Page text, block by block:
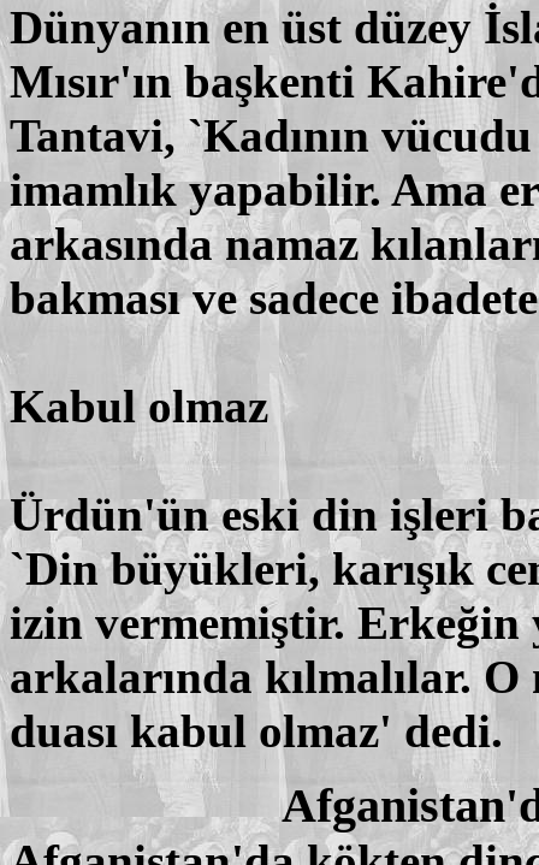
Dünyanın en üst düzey
Mısır'ın başkenti
Tantavi, `Kadının
imamlık yapabilir. Ama
arkasında namaz
bakması ve sadece
Kabul olmaz
Ürdün'ün eski din işleri
`Din büyükleri, karışık
izin vermemiştir. Erkeğin
arkalarında kılmalılar.
duası kabul olmaz' dedi.